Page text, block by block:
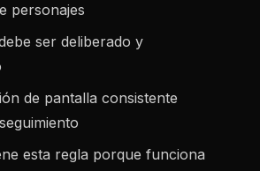
personajes
ser deliberado y
de pantalla consistente
esta regla porque funciona